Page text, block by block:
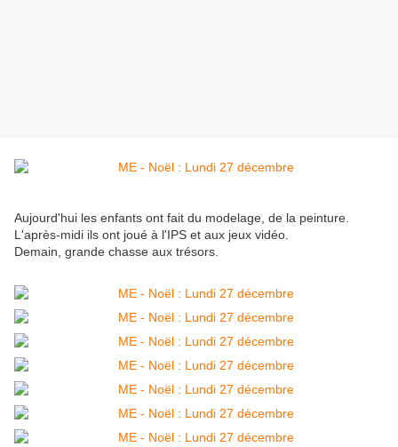
Aujourd'hui les enfants ont fait du modelage, de la peinture.
L'après-midi ils ont joué à l'IPS et aux jeux vidéo.
Demain, grande chasse aux trésors.